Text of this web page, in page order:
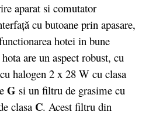
aparat si comutator
cu butoane prin apasare,
hotei in bune
are un aspect robust, cu
halogen 2 x 28 W cu clasa
G si un filtru de grasime cu
clasa C. Acest filtru din